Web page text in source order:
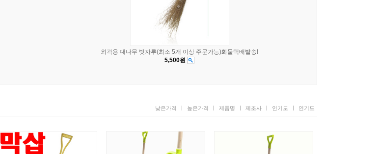
외곽용 대나무 빗자루(최소 5개 이상 주문가능)화물택배발송!
5,500원
낮은가격 | 높은가격 | 제품명 | 제조사 | 인기도 | 인기도